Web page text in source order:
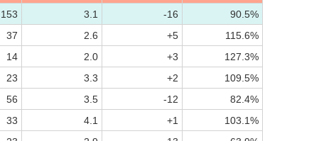
153 3.1 -16
90.5%
37 2.6 +5
115.6%
14 2.0 +3
127.3%
23 3.3 +2
109.5%
56 3.5 -12
82.4%
33 4.1 +1
103.1%